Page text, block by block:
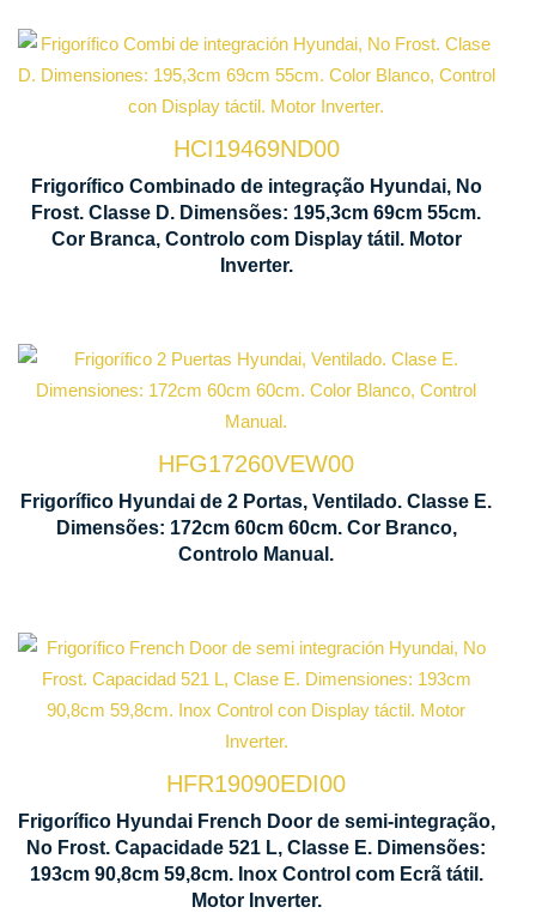
HCI19469ND00
Frigorífico Combinado de integração Hyundai, No
Frost. Classe D. Dimensões: 195,3cm 69cm 55cm.
Cor Branca, Controlo com Display tátil. Motor
Inverter.
Tecnologia
Ventilação
Multi Air
Flow
HFG17260VEW00
Frigorífico Hyundai de 2 Portas, Ventilado. Classe E.
Dimensões: 172cm 60cm 60cm. Cor Branco,
Controlo Manual.
Tecnologia
Cíclica
Ventilada
HFR19090EDI00
Frigorífico Hyundai French Door de semi-integração,
No Frost. Capacidade 521 L, Classe E. Dimensões:
193cm 90,8cm 59,8cm. Inox Control com Ecrã tátil.
Motor Inverter.
Tecnologia
Ventilação
Multi Air
Flow